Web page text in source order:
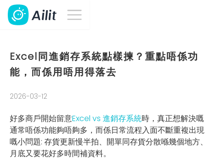
Excel同進銷存系統點樣揀？重點唔係功
能，而係用唔用得落去
2026-03-12
好多商戶開始留意Excel vs 進銷存系統時，真正想解決嘅
通常唔係功能夠唔夠多，而係日常流程入面不斷重複出現
嘅小問題: 存貨更新慢半拍、開單同存貨分散喺幾個地方、
月底又要花好多時間補資料。